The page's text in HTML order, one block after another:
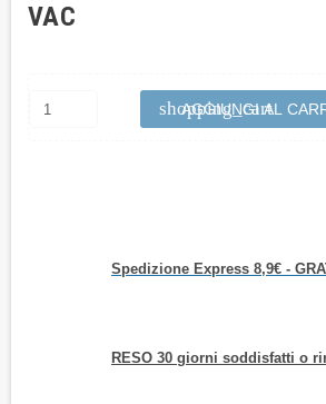
VAC
shopping_cart
AGGIUNGI AL
Spedizione Express 8,9€ -
RESO 30 giorni soddisfatti o